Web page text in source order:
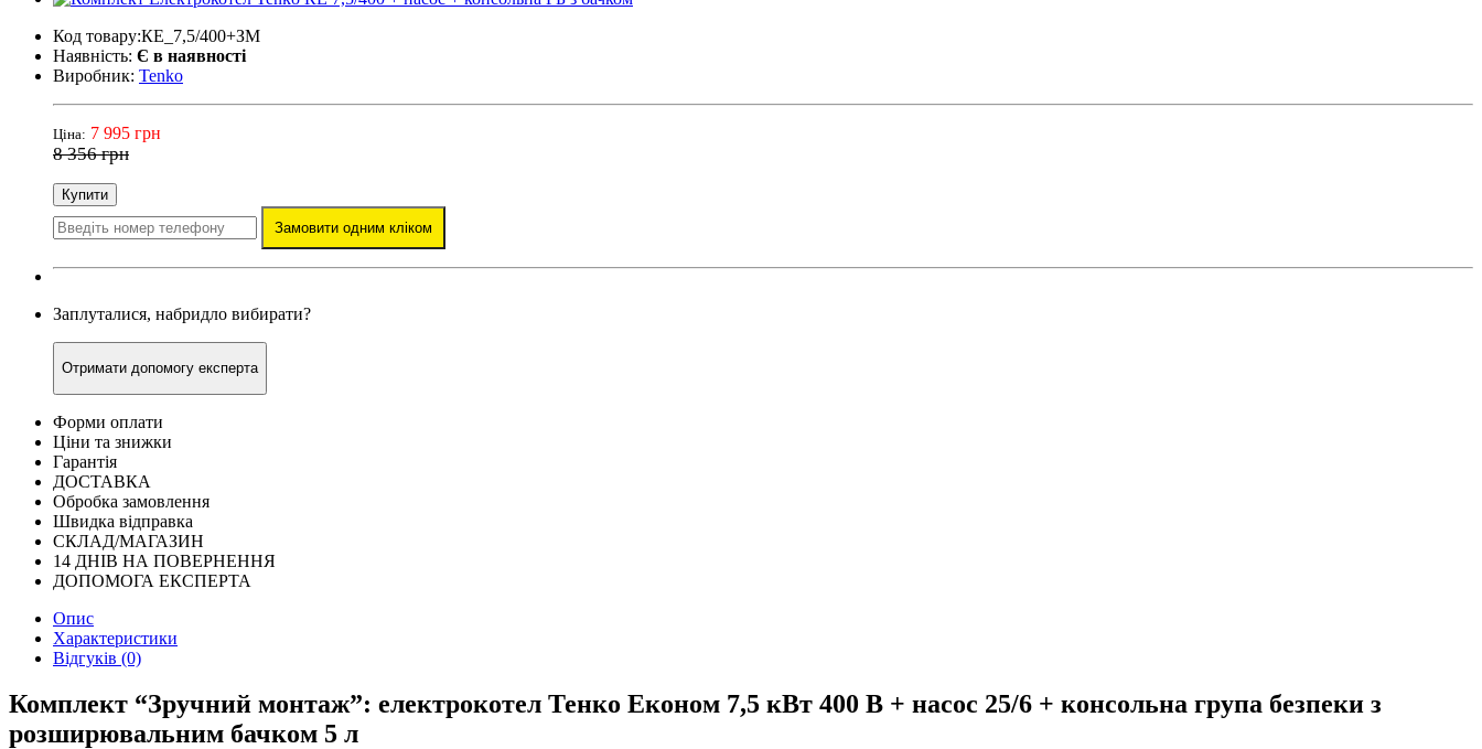
Код товару:КЕ_7,5/400+ЗМ
Наявність: Є в наявності
Виробник: Tenko
Ціна: 7 995 грн
8 356 грн
Купити
Замовити одним кліком
Заплуталися, набридло вибирати?
Отримати допомогу експерта
Форми оплати
Ціни та знижки
Гарантія
ДОСТАВКА
Обробка замовлення
Швидка відправка
СКЛАД/МАГАЗИН
14 ДНІВ НА ПОВЕРНЕННЯ
ДОПОМОГА ЕКСПЕРТА
Опис
Характеристики
Відгуків (0)
Комплект “Зручний монтаж”: електрокотел Тенко Економ 7,5 кВт 400 В + насос 25/6 + консольна група безпеки з
розширювальним бачком 5 л